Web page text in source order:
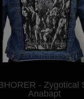
- Zygotical
Anabapt